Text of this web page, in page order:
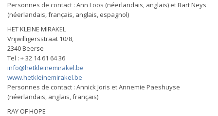
Personnes de contact : Ann Loos (néerlandais, anglais) et Bart Neys
(néerlandais, français, anglais, espagnol)
HET KLEINE MIRAKEL
Vrijwilligersstraat 10/8,
2340 Beerse
Tel : + 32 14 61 64 36
info@hetkleinemirakel.be
www.hetkleinemirakel.be
Personnes de contact : Annick Joris et Annemie Paeshuyse
(néerlandais, anglais, français)
RAY OF HOPE